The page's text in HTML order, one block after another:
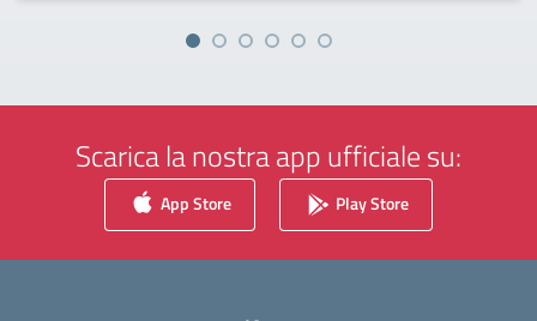
Scarica la nostra app ufficiale su:
App Store Play Store